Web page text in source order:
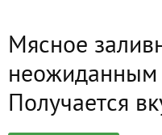
Мясное
неожиданным
Получается